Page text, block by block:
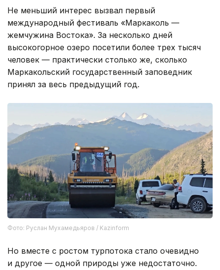
Не меньший интерес вызвал первый
международный фестиваль «Маркаколь —
жемчужина Востока». За несколько дней
высокогорное озеро посетили более трех тысяч
человек — практически столько же, сколько
Маркакольский государственный заповедник
принял за весь предыдущий год.
Фото: Руслан Мухамедьяров / Kazinform
Но вместе с ростом турпотока стало очевидно
и другое — одной природы уже недостаточно.